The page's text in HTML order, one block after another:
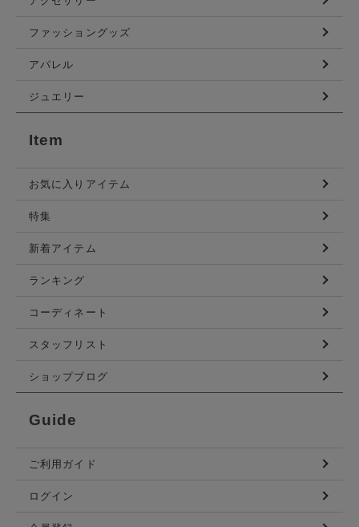
ファッショングッズ
アパレル
ジュエリー
Item
お気に入りアイテム
特集
新着アイテム
ランキング
コーディネート
スタッフリスト
ショップブログ
Guide
ご利用ガイド
ログイン